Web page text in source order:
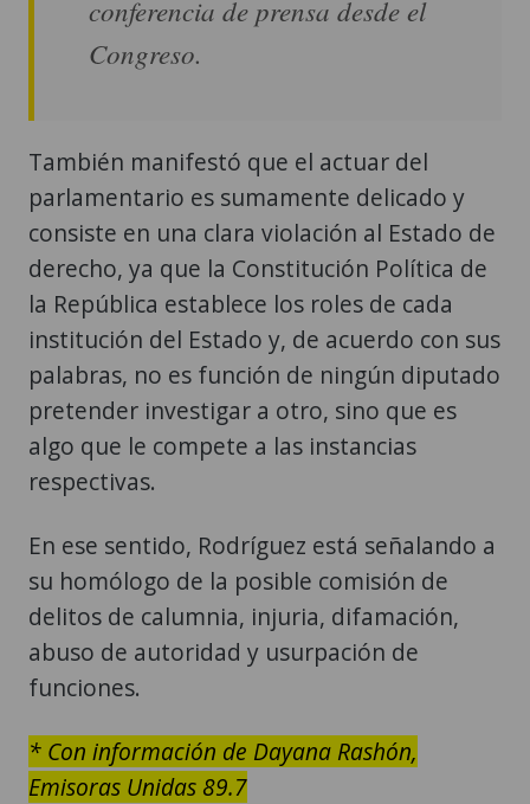
conferencia de prensa desde el
Congreso.
También manifestó que el actuar del
parlamentario es sumamente delicado y
consiste en una clara violación al Estado de
derecho, ya que la Constitución Política de
la República establece los roles de cada
institución del Estado y, de acuerdo con sus
palabras, no es función de ningún diputado
pretender investigar a otro, sino que es
algo que le compete a las instancias
respectivas.
En ese sentido, Rodríguez está señalando a
su homólogo de la posible comisión de
delitos de calumnia, injuria, difamación,
abuso de autoridad y usurpación de
funciones.
* Con información de Dayana Rashón,
Emisoras Unidas 89.7